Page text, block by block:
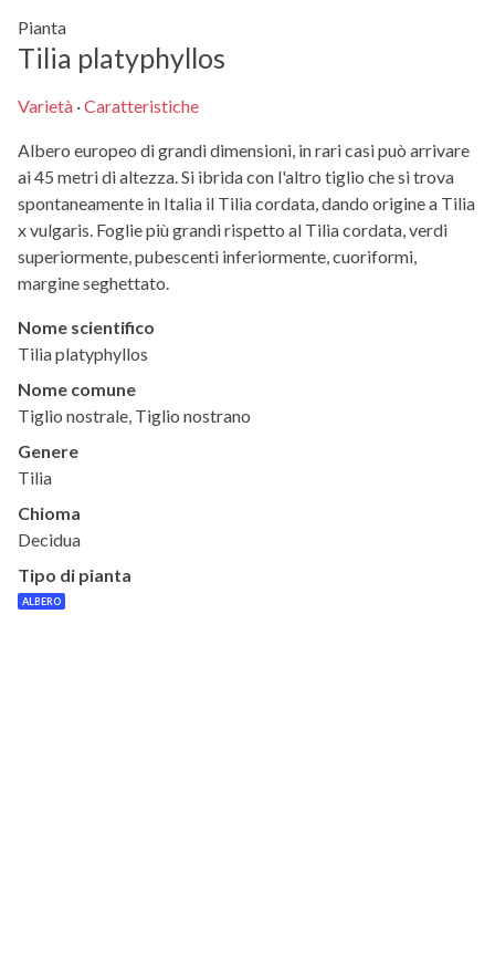
Pianta
Tilia platyphyllos
Varietà ·Caratteristiche
Albero europeo di grandi dimensioni, in rari casi può arrivare
ai 45 metri di altezza. Si ibrida con l'altro tiglio che si trova
spontaneamente in Italia il Tilia cordata, dando origine a Tilia
x vulgaris. Foglie più grandi rispetto al Tilia cordata, verdi
superiormente, pubescenti inferiormente, cuoriformi,
margine seghettato.
Nome scientifico
Tilia platyphyllos
Nome comune
Tiglio nostrale, Tiglio nostrano
Genere
Tilia
Chioma
Decidua
Tipo di pianta
ALBERO